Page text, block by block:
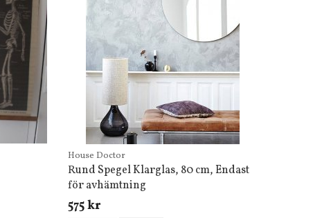
House Doctor
Rund Spegel Klarglas, 80 cm, Endast
för avhämtning
575 kr